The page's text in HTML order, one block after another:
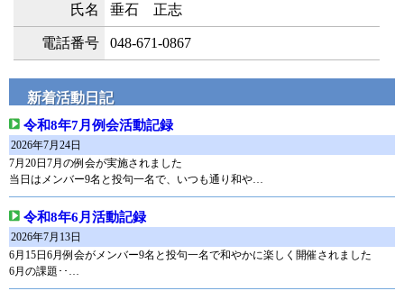
氏名 垂石 正志
電話番号 048-671-0867
新着活動日記
令和8年7月例会活動記録
2026年7月24日
7月20日7月の例会が実施されました
当日はメンバー9名と投句一名で、いつも通り和や…
令和8年6月活動記録
2026年7月13日
6月15日6月例会がメンバー9名と投句一名で和やかに楽しく開催されました
6月の課題･･…